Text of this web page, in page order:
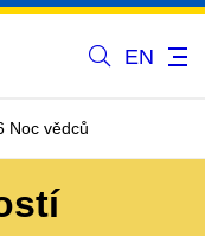
EN
Noc vědců